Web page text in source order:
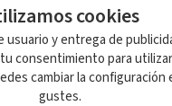
de 4 meses,
y todas la
cookies
usuario y entrega de
consentimiento para
cambiar la
gustes.